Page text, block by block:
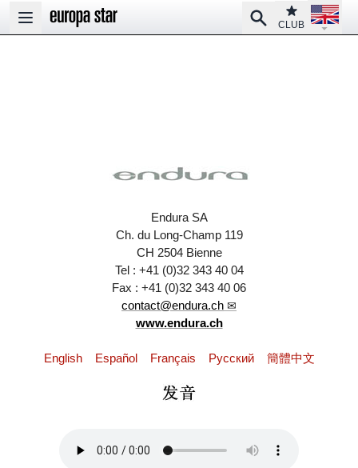
Open main menu
SearchClub
CLUB
Open
Endura SA
Ch. du Long-Champ 119
CH 2504 Bienne
Tel : +41 (0)32 343 40 04
Fax : +41 (0)32 343 40 06
contact@endura.ch
www.endura.ch
English Español Français Pусский 簡體中文